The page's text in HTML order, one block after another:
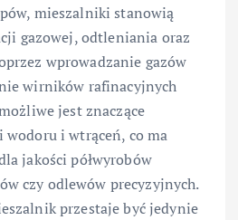
mieszalniki stanowią
gazowej, odtleniania oraz
wprowadzanie gazów
wirników rafinacyjnych
jest znaczące
i wtrąceń, co ma
jakości półwyrobów
czy odlewów precyzyjnych.
przestaje być jedynie